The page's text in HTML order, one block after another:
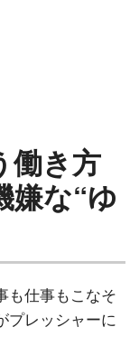
働き方
嫌な“ゆ
も仕事もこなそ
プレッシャーに